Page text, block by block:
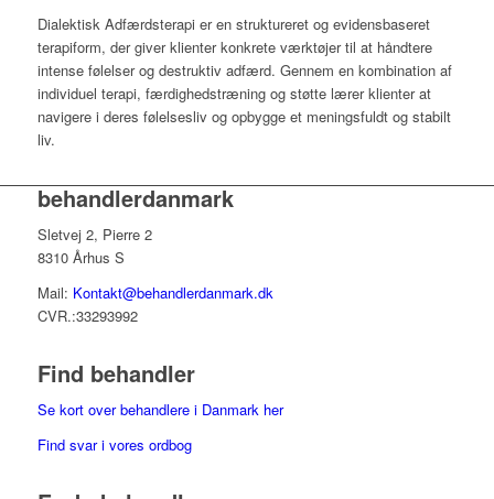
Dialektisk Adfærdsterapi er en struktureret og evidensbaseret
terapiform, der giver klienter konkrete værktøjer til at håndtere
intense følelser og destruktiv adfærd. Gennem en kombination af
individuel terapi, færdighedstræning og støtte lærer klienter at
navigere i deres følelsesliv og opbygge et meningsfuldt og stabilt
liv.
behandlerdanmark
Sletvej 2, Pierre 2
8310 Århus S
Mail: Kontakt@behandlerdanmark.dk
CVR.:33293992
Find behandler
Se kort over behandlere i Danmark her
Find svar i vores ordbog